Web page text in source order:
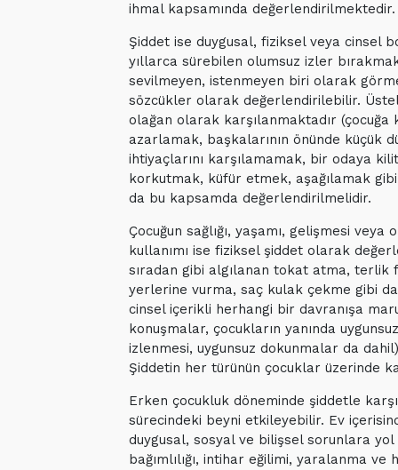
ihmal kapsamında değerlendirilmektedir.
Şiddet ise duygusal, fiziksel veya cinsel
yıllarca sürebilen olumsuz izler
sevilmeyen, istenmeyen biri olarak
sözcükler olarak değerlendirilebilir.
olağan olarak karşılanmaktadır
azarlamak, başkalarının önünde küçük
ihtiyaçlarını karşılamamak, bir odaya
korkutmak, küfür etmek, aşağılamak
da bu kapsamda değerlendirilmelidir.
Çocuğun sağlığı, yaşamı, gelişmesi
kullanımı ise fiziksel şiddet olarak
sıradan gibi algılanan tokat atma,
yerlerine vurma, saç kulak çekme gibi
cinsel içerikli herhangi bir davranışa
konuşmalar, çocukların yanında
izlenmesi, uygunsuz dokunmalar da
Şiddetin her türünün çocuklar üzerinde
Erken çocukluk döneminde şiddetle
sürecindeki beyni etkileyebilir. Ev
duygusal, sosyal ve bilişsel sorunlara
bağımlılığı, intihar eğilimi, yaralanma